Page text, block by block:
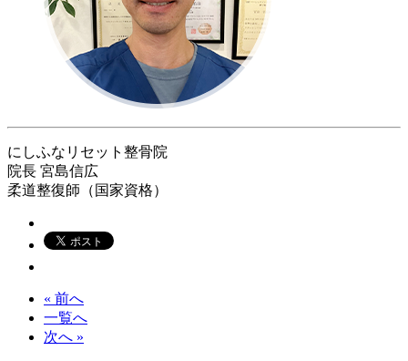
にしふなリセット整骨院
院長 宮島信広
柔道整復師（国家資格）
« 前へ
一覧へ
次へ »